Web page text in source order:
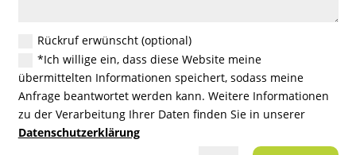
Rückruf erwünscht (optional)
*Ich willige ein, dass diese Website meine
übermittelten Informationen speichert, sodass meine
Anfrage beantwortet werden kann. Weitere Informationen
zu der Verarbeitung Ihrer Daten finden Sie in unserer
Datenschutzerklärung